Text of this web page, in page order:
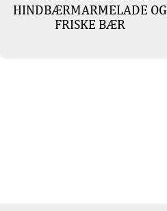
HINDBÆRMARMELADE OG
FRISKE BÆR